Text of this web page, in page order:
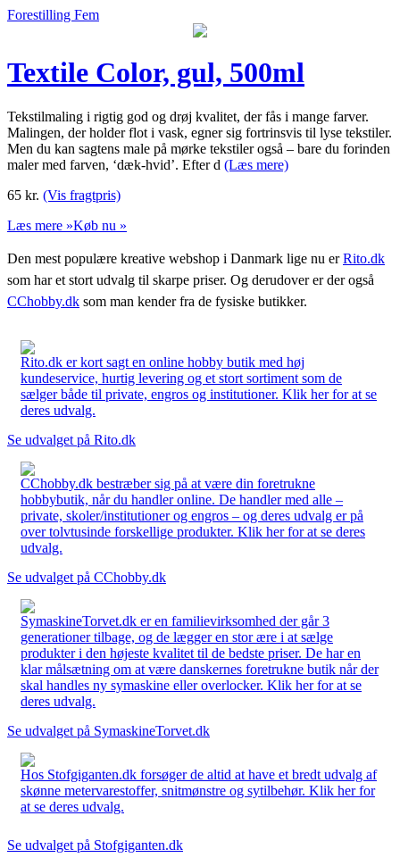
Forestilling Fem
Textile Color, gul, 500ml
Tekstilmaling i rigtig god og drøj kvalitet, der fås i mange farver.
Malingen, der holder flot i vask, egner sig fortrinsvis til lyse tekstiler.
Men du kan sagtens male på mørke tekstiler også – bare du forinden
maler med farven, ‘dæk-hvid’. Efter d (Læs mere)
65 kr. (Vis fragtpris)
Læs mere »Køb nu »
Den mest populære kreative webshop i Danmark lige nu erRito.dk
som har et stort udvalg til skarpe priser. Og derudover er der også
CChobby.dk som man kender fra de fysiske butikker.
Rito.dk er kort sagt en online hobby butik med høj
kundeservice, hurtig levering og et stort sortiment som de
sælger både til private, engros og institutioner. Klik her for at se
deres udvalg.
Se udvalget på Rito.dk
CChobby.dk bestræber sig på at være din foretrukne
hobbybutik, når du handler online. De handler med alle –
private, skoler/institutioner og engros – og deres udvalg er på
over tolvtusinde forskellige produkter. Klik her for at se deres
udvalg.
Se udvalget på CChobby.dk
SymaskineTorvet.dk er en familievirksomhed der går 3
generationer tilbage, og de lægger en stor ære i at sælge
produkter i den højeste kvalitet til de bedste priser. De har en
klar målsætning om at være danskernes foretrukne butik når der
skal handles ny symaskine eller overlocker. Klik her for at se
deres udvalg.
Se udvalget på SymaskineTorvet.dk
Hos Stofgiganten.dk forsøger de altid at have et bredt udvalg af
skønne metervarestoffer, snitmønstre og sytilbehør. Klik her for
at se deres udvalg.
Se udvalget på Stofgiganten.dk